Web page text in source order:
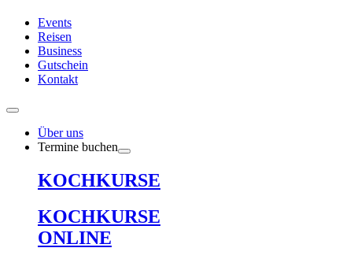
Events
Reisen
Business
Gutschein
Kontakt
Über uns
Termine buchen
KOCHKURSE
KOCHKURSE
ONLINE